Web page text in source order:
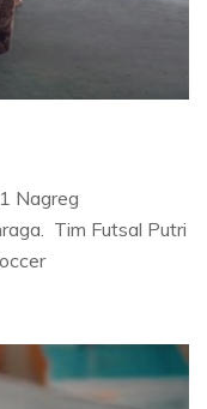
Nagreg
Tim Futsal Putri